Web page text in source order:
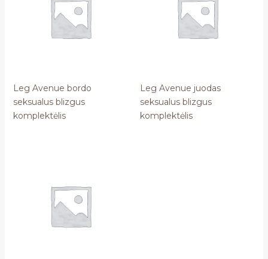
Leg Avenue bordo
seksualus blizgus
komplektėlis
Leg Avenue juodas
seksualus blizgus
komplektėlis